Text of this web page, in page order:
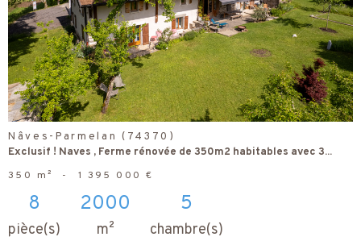
bien
Nâves-Parmelan (74370)
Exclusif ! Naves , Ferme rénovée de 350m2 habitables avec 3...
350 m² - 1 395 000 €
8
pièce(s)
2000
m²
5
chambre(s)